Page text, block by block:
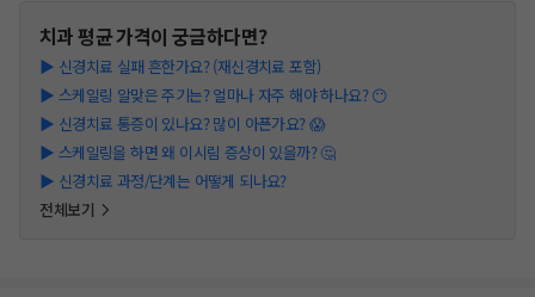
치과평균 가격이 궁금하다면?
▶ 신경치료 실패 흔한가요? (재신경치료 포함)
▶ 스케일링 알맞은 주기는? 얼마나 자주 해야 하나요? 😶
▶ 신경치료 통증이 있나요? 많이 아픈가요? 😱
▶ 스케일링을 하면 왜 이시림 증상이 있을까? 🤔
▶ 신경치료 과정/단계는 어떻게 되나요?
전체보기